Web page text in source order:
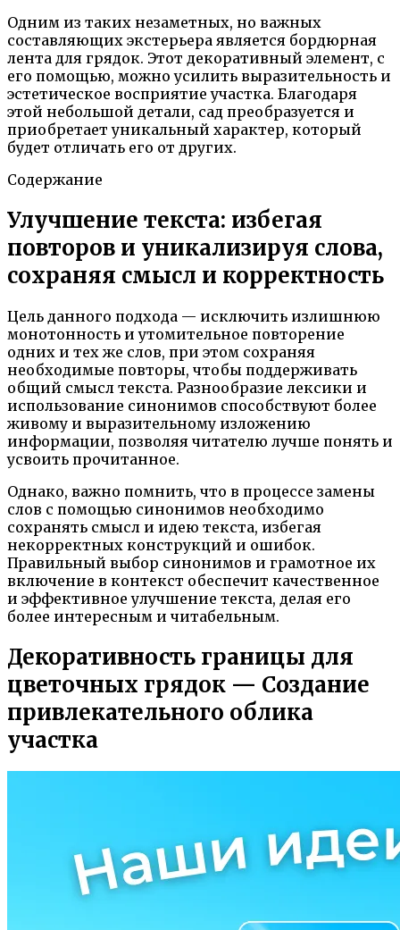
Одним из таких незаметных, но важных
составляющих экстерьера является бордюрная
лента для грядок. Этот декоративный элемент, с
его помощью, можно усилить выразительность и
эстетическое восприятие участка. Благодаря
этой небольшой детали, сад преобразуется и
приобретает уникальный характер, который
будет отличать его от других.
Содержание
Улучшение текста: избегая
повторов и уникализируя слова,
сохраняя смысл и корректность
Цель данного подхода — исключить излишнюю
монотонность и утомительное повторение
одних и тех же слов, при этом сохраняя
необходимые повторы, чтобы поддерживать
общий смысл текста. Разнообразие лексики и
использование синонимов способствуют более
живому и выразительному изложению
информации, позволяя читателю лучше понять и
усвоить прочитанное.
Однако, важно помнить, что в процессе замены
слов с помощью синонимов необходимо
сохранять смысл и идею текста, избегая
некорректных конструкций и ошибок.
Правильный выбор синонимов и грамотное их
включение в контекст обеспечит качественное
и эффективное улучшение текста, делая его
более интересным и читабельным.
Декоративность границы для
цветочных грядок — Создание
привлекательного облика
участка